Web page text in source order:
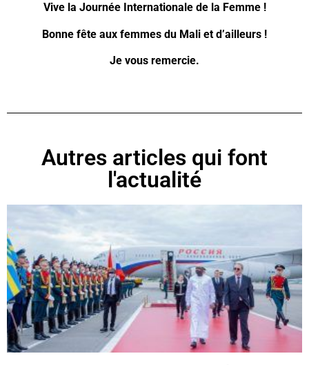
Vive la Journée Internationale de la Femme !
Bonne fête aux femmes du Mali et d’ailleurs !
Je vous remercie.
Autres articles qui font
l'actualité